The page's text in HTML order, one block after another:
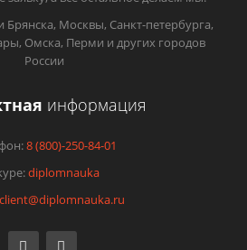
Москвы, Санкт-петербурга,
Омска, Перми и других городов
России
информация
8 (800)-250-84-01
diplomnauka
client@diplomnauka.ru